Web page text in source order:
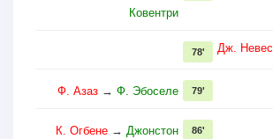
Ковентри
Дж. Невес
78'
Ф. Азаз → Ф. Эбоселе 79'
К. Огбене → Джонстон 86'